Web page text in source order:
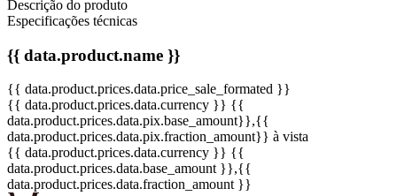
Descrição do produto
Especificações técnicas
{{ data.product.name }}
{{ data.product.prices.data.price_sale_formated }}
{{ data.product.prices.data.currency }} {{
data.product.prices.data.pix.base_amount}},{{
data.product.prices.data.pix.fraction_amount}} à vista
{{ data.product.prices.data.currency }} {{
data.product.prices.data.base_amount }},{{
data.product.prices.data.fraction_amount }}